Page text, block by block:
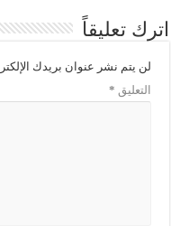
اترك تعليقاً
لن يتم نشر عنوان بريدك
التعليق *